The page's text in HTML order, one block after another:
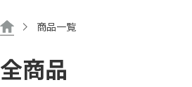
商品一覧
全商品